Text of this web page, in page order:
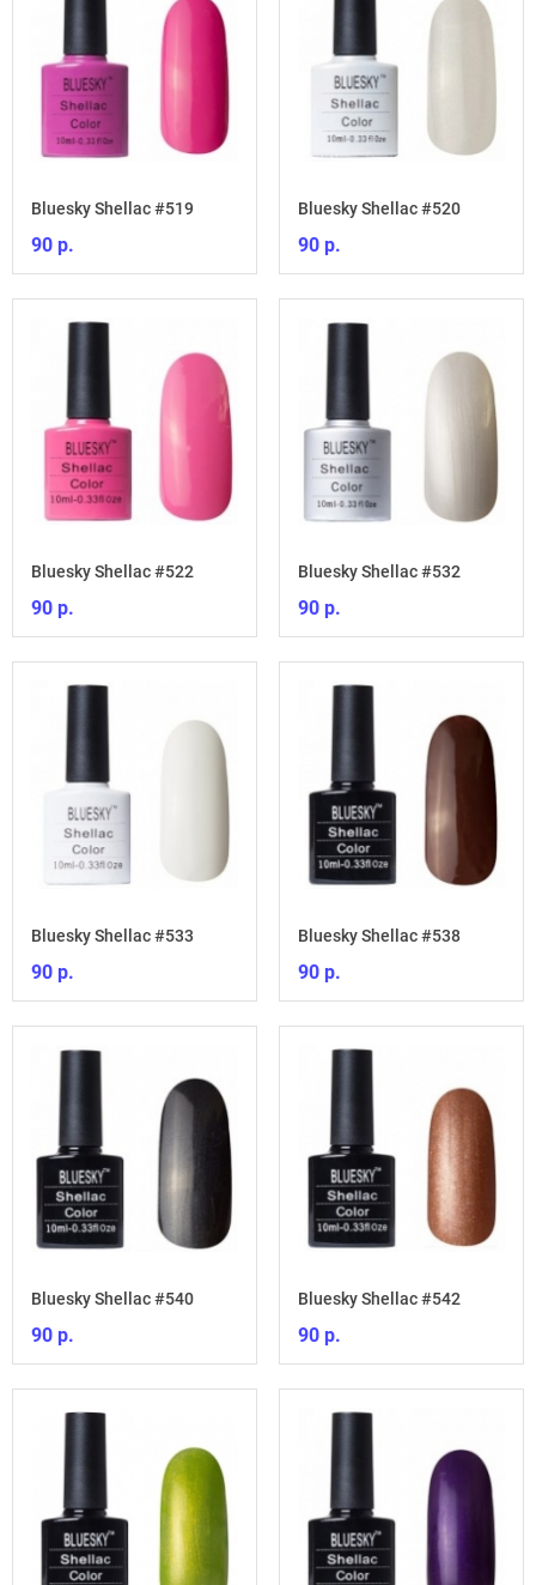
Bluesky Shellac #519
90 р.
Bluesky Shellac #520
90 р.
Bluesky Shellac #522
90 р.
Bluesky Shellac #532
90 р.
Bluesky Shellac #533
90 р.
Bluesky Shellac #538
90 р.
Bluesky Shellac #540
90 р.
Bluesky Shellac #542
90 р.